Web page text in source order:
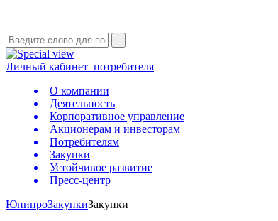
Личный кабинет потребителя
О компании
Деятельность
Корпоративное управление
Акционерам и инвесторам
Потребителям
Закупки
Устойчивое развитие
Пресс-центр
ЮнипроЗакупкиЗакупки